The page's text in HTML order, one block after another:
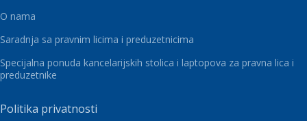
O nama
Saradnja sa pravnim licima i preduzetnicima
Specijalna ponuda kancelarijskih stolica i laptopova za pravna lica i
preduzetnike
Politika privatnosti